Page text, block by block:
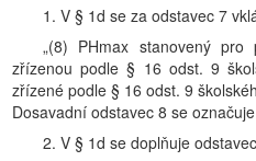
1. V § 1d se za odstavec 7
„(8) PHmax stanovený
zřízenou podle § 16 odst. 9
zřízené podle § 16 odst. 9
Dosavadní odstavec 8 se
2. V § 1d se doplňuje